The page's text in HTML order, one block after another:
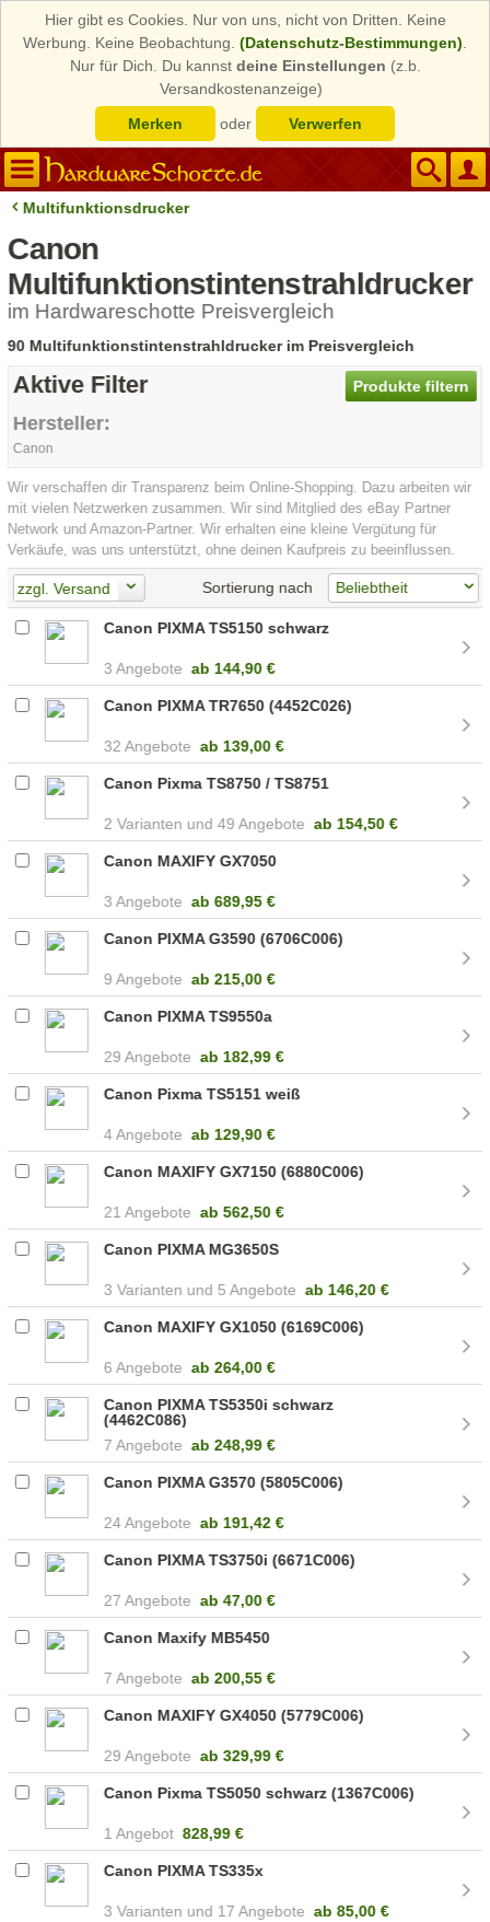
Hier gibt es Cookies. Nur von uns, nicht von Dritten. Keine
Werbung. Keine Beobachtung. (Datenschutz-Bestimmungen)
Nur für Dich. Du kannst deine Einstellungen (z.b.
Versandkostenanzeige)
Merken
oder Verwerfen
Multifunktionsdrucker
Canon
Multifunktionstintenstrahldrucker
im Hardwareschotte Preisvergleich
90 Multifunktionstintenstrahldrucker im Preisvergleich
Produkte filtern
Aktive Filter
Hersteller:
Canon
Wir verschaffen dir Transparenz beim Online-Shopping. Dazu arbeiten wir
mit vielen Netzwerken zusammen. Wir sind Mitglied des eBay Partner
Network und Amazon-Partner. Wir erhalten eine kleine Vergütung für
Verkäufe, was uns unterstützt, ohne deinen Kaufpreis zu beeinflussen.
zzgl. Versand Sortierung nach
Canon PIXMA TS5150 schwarz
3 Angebote ab 144,90 €
Canon PIXMA TR7650 (4452C026)
32 Angebote ab 139,00 €
Canon Pixma TS8750 / TS8751
2 49 Angebote ab 154,50 €
Canon MAXIFY GX7050
3 Angebote ab 689,95 €
Canon PIXMA G3590 (6706C006)
9 Angebote ab 215,00 €
Canon PIXMA TS9550a
29 Angebote ab 182,99 €
Canon Pixma TS5151 weiß
4 Angebote ab 129,90 €
Canon MAXIFY GX7150 (6880C006)
21 Angebote ab 562,50 €
Canon PIXMA MG3650S
3 5 Angebote ab 146,20 €
Canon MAXIFY GX1050 (6169C006)
6 Angebote ab 264,00 €
Canon PIXMA TS5350i schwarz
(4462C086)
7 Angebote ab 248,99 €
Canon PIXMA G3570 (5805C006)
24 Angebote ab 191,42 €
Canon PIXMA TS3750i (6671C006)
27 Angebote ab47,00 €
Canon Maxify MB5450
7 Angebote ab 200,55 €
Canon MAXIFY GX4050 (5779C006)
29 Angebote ab 329,99 €
Canon Pixma TS5050 schwarz (1367C006)
1 Angebot 828,99 €
Canon PIXMA TS335x
3 17 Angebote ab 85,00 €